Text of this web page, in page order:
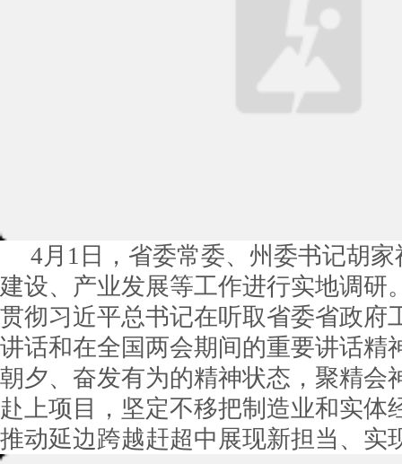
4月1日，省委常委、州委书记胡
建设、产业发展等工作进行实地调研
贯彻习近平总书记在听取省委省政府
讲话和在全国两会期间的重要讲话精
朝夕、奋发有为的精神状态，聚精会
赴上项目，坚定不移把制造业和实体
推动延边跨越赶超中展现新担当、实